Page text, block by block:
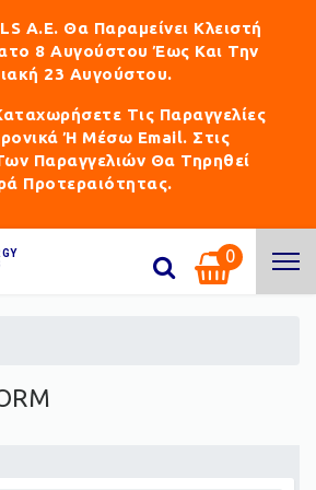
Α.Ε. Θα Παραμείνει Κλειστή
8 Αυγούστου Έως Και Την
23 Αυγούστου.
Τις Παραγγελίες
Ή Μέσω Email. Στις
Παραγγελιών Θα Τηρηθεί
Προτεραιότητας.
0